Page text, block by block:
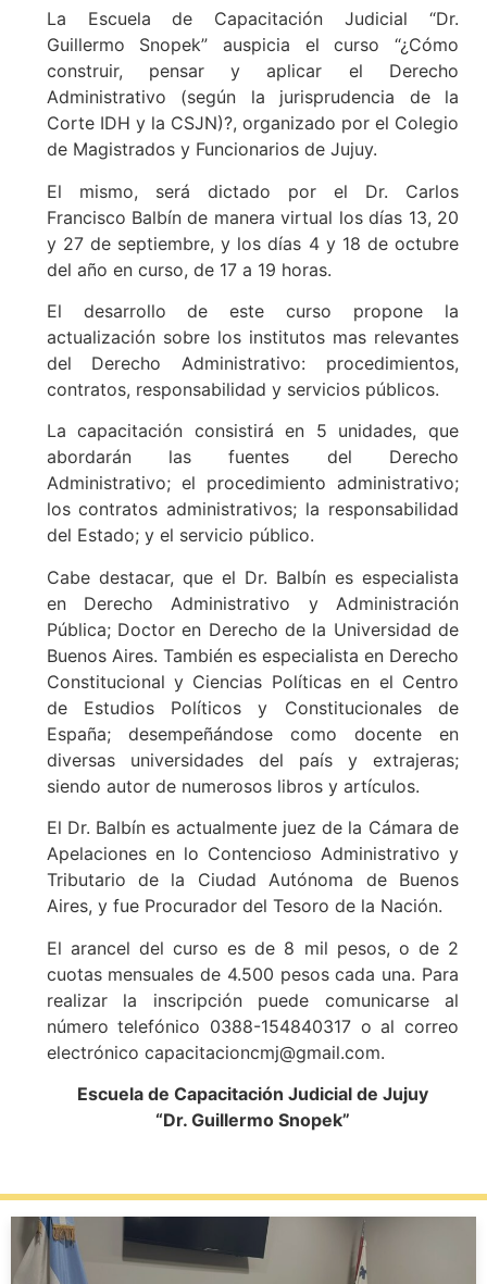
La Escuela de Capacitación Judicial “Dr.
Guillermo Snopek” auspicia el curso “¿Cómo
construir, pensar y aplicar el Derecho
Administrativo (según la jurisprudencia de la
Corte IDH y la CSJN)?, organizado por el Colegio
de Magistrados y Funcionarios de Jujuy.
El mismo, será dictado por el Dr. Carlos
Francisco Balbín de manera virtual los días 13, 20
y 27 de septiembre, y los días 4 y 18 de octubre
del año en curso, de 17 a 19 horas.
El desarrollo de este curso propone la
actualización sobre los institutos mas relevantes
del Derecho Administrativo: procedimientos,
contratos, responsabilidad y servicios públicos.
La capacitación consistirá en 5 unidades, que
abordarán las fuentes del Derecho
Administrativo; el procedimiento administrativo;
los contratos administrativos; la responsabilidad
del Estado; y el servicio público.
Cabe destacar, que el Dr. Balbín es especialista
en Derecho Administrativo y Administración
Pública; Doctor en Derecho de la Universidad de
Buenos Aires. También es especialista en Derecho
Constitucional y Ciencias Políticas en el Centro
de Estudios Políticos y Constitucionales de
España; desempeñándose como docente en
diversas universidades del país y extrajeras;
siendo autor de numerosos libros y artículos.
El Dr. Balbín es actualmente juez de la Cámara de
Apelaciones en lo Contencioso Administrativo y
Tributario de la Ciudad Autónoma de Buenos
Aires, y fue Procurador del Tesoro de la Nación.
El arancel del curso es de 8 mil pesos, o de 2
cuotas mensuales de 4.500 pesos cada una. Para
realizar la inscripción puede comunicarse al
número telefónico 0388-154840317 o al correo
electrónico capacitacioncmj@gmail.com.
Escuela de Capacitación Judicial de Jujuy
“Dr. Guillermo Snopek”